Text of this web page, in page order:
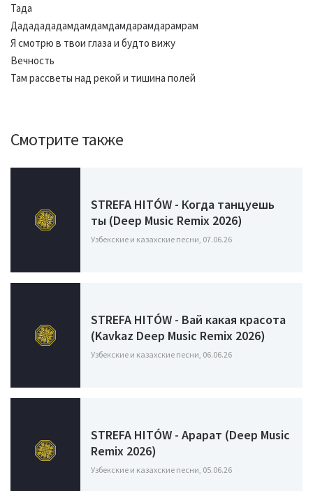
Тада
Дададададамдамдамдамдарамдарамрам
Я смотрю в твои глаза и будто вижу
Вечность
Там рассветы над рекой и тишина полей
Смотрите также
STREFA HITÓW - Когда танцуешь
ты (Deep Music Remix 2026)
Узбекские и казахские песни, 07.06.26
STREFA HITÓW - Вай какая красота
(Kavkaz Deep Music Remix 2026)
Узбекские и казахские песни, 06.06.26
STREFA HITÓW - Арарат (Deep Music
Remix 2026)
Узбекские и казахские песни, 05.06.26